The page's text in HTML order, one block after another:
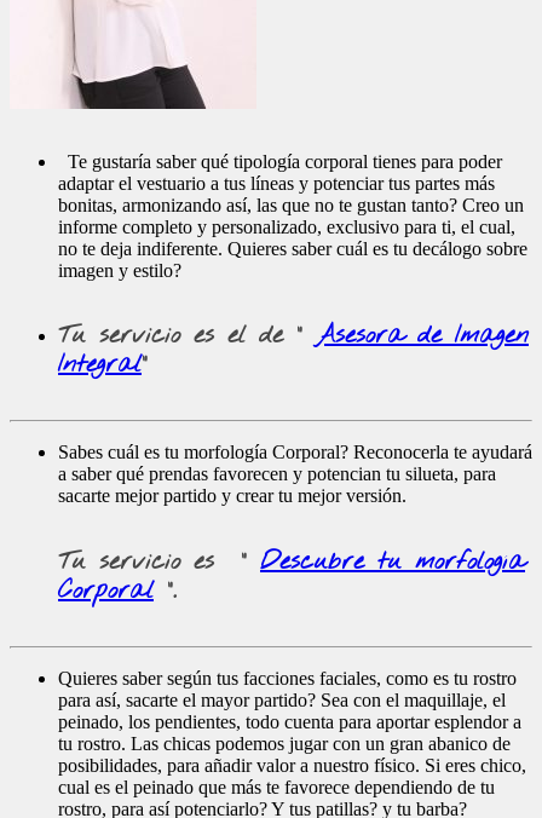
Te gustaría saber qué tipología corporal tienes para poder
adaptar el vestuario a tus líneas y potenciar tus partes más
bonitas, armonizando así, las que no te gustan tanto? Creo un
informe completo y personalizado, exclusivo para ti, el cual,
no te deja indiferente. Quieres saber cuál es tu decálogo sobre
imagen y estilo?
Tu servicio es el de "Asesora de Imagen
Integral"
Sabes cuál es tu morfología Corporal? Reconocerla te ayudará
a saber qué prendas favorecen y potencian tu silueta, para
sacarte mejor partido y crear tu mejor versión.
Tu servicio es " Descubre tu morfología
Corporal".
Quieres saber según tus facciones faciales, como es tu rostro
para así, sacarte el mayor partido? Sea con el maquillaje, el
peinado, los pendientes, todo cuenta para aportar esplendor a
tu rostro. Las chicas podemos jugar con un gran abanico de
posibilidades, para añadir valor a nuestro físico. Si eres chico,
cual es el peinado que más te favorece dependiendo de tu
rostro, para así potenciarlo? Y tus patillas? y tu barba?